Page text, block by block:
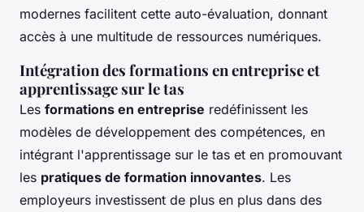
modernes facilitent cette auto-évaluation, donnant
accès à une multitude de ressources numériques.
Intégration des formations en entreprise et
apprentissage sur le tas
Les formations en entreprise redéfinissent les
modèles de développement des compétences, en
intégrant l'apprentissage sur le tas et en promouvant
les pratiques de formation innovantes. Les
employeurs investissent de plus en plus dans des